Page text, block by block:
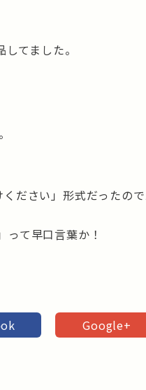
てました。
ださい」形式だったので
って早口言葉か！
Google+